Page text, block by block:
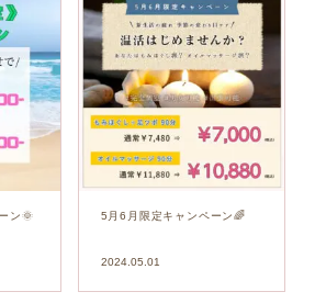
ン🌞 5月6月限定キャンペーン🌈
2024.05.01